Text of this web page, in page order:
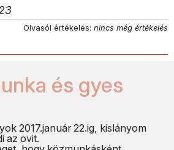
Olvasói értékelés: nincs még értékelés
és gyes
2017.január 22.ig, kislányom
az ovit.